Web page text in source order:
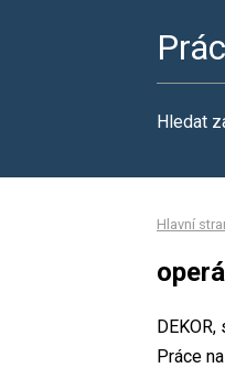
Hledat
Hlavní
Práce